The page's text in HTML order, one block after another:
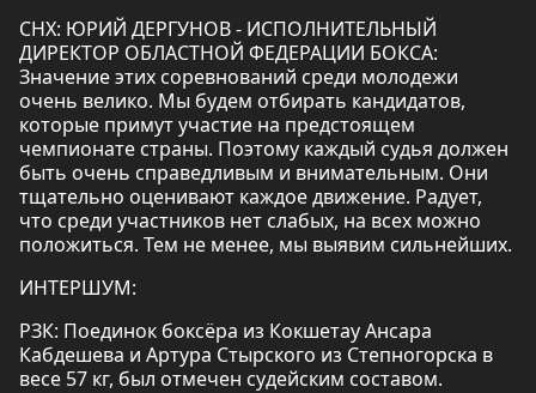
СНХ: ЮРИЙ ДЕРГУНОВ - ИСПОЛНИТЕЛЬНЫЙ
ДИРЕКТОР ОБЛАСТНОЙ ФЕДЕРАЦИИ БОКСА:
Значение этих соревнований среди молодежи
очень велико. Мы будем отбирать кандидатов,
которые примут участие на предстоящем
чемпионате страны. Поэтому каждый судья должен
быть очень справедливым и внимательным. Они
тщательно оценивают каждое движение. Радует,
что среди участников нет слабых, на всех можно
положиться. Тем не менее, мы выявим сильнейших.
ИНТЕРШУМ:
РЗК: Поединок боксёра из Кокшетау Ансара
Кабдешева и Артура Стырского из Степногорска в
весе 57 кг, был отмечен судейским составом.